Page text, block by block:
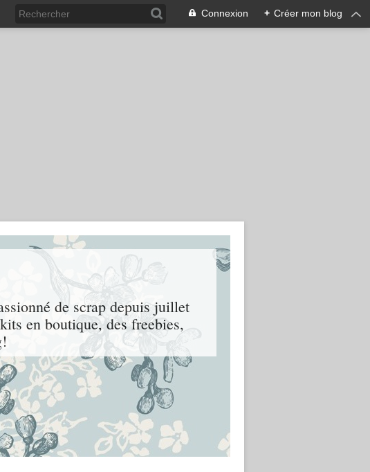
Connexion + Créer mon blog
de scrap depuis juillet
en boutique, des freebies,